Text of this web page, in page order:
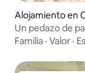
Alojamiento en
Un pedazo de
Familia · Valor ·